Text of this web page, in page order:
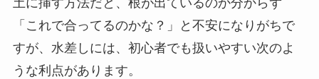
「これで合ってるのかな？」と不安になりがちで
すが、水差しには、初心者でも扱いやすい次のよ
うな利点があります。